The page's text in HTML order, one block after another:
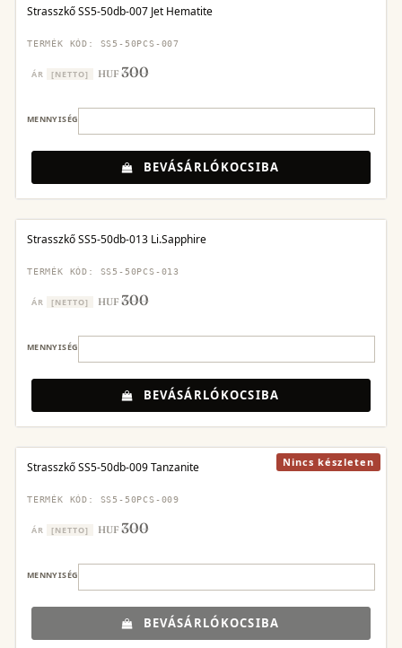
Strasszkő SS5-50db-007 Jet Hematite
TERMÉK KÓD: SS5-50PCS-007
ÁR [NETTO] HUF300
MENNYISÉG
BEVÁSÁRLÓKOCSIBA
Strasszkő SS5-50db-013 Li.Sapphire
TERMÉK KÓD: SS5-50PCS-013
ÁR [NETTO] HUF300
MENNYISÉG
BEVÁSÁRLÓKOCSIBA
Nincs készleten
Strasszkő SS5-50db-009 Tanzanite
TERMÉK KÓD: SS5-50PCS-009
ÁR [NETTO] HUF300
MENNYISÉG
BEVÁSÁRLÓKOCSIBA